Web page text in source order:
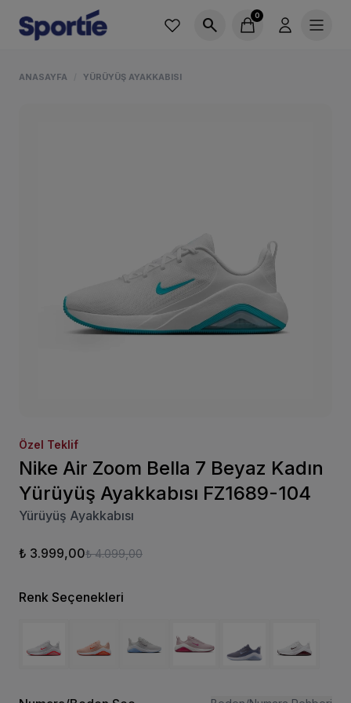
search 0
ANASAYFA YÜRÜYÜŞ AYAKKABISI
Özel Teklif
Nike Air Zoom Bella 7 Beyaz Kadın
Yürüyüş Ayakkabısı FZ1689-104
Yürüyüş Ayakkabısı
₺ 3.999,00₺ 4.099,00
Renk Seçenekleri